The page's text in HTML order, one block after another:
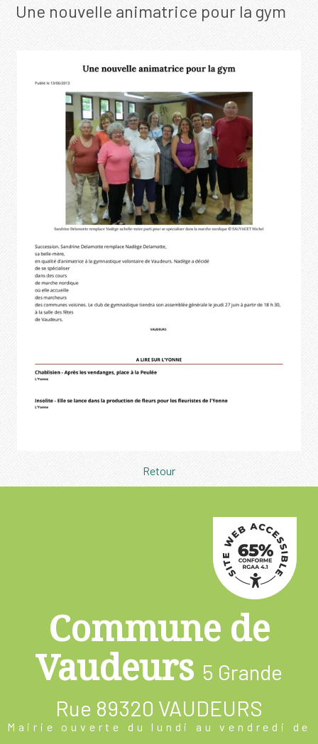
Une nouvelle animatrice pour la gym
Retour
Commune de
Vaudeurs 5 Grande
Rue 89320 VAUDEURS
Mairie ouverte du lundi au vendredi de